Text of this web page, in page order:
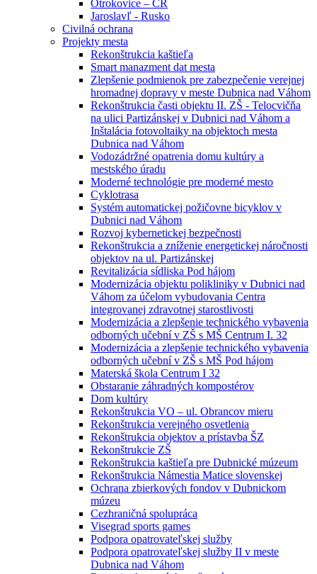
Otrokovice – ČR
Jaroslavľ - Rusko
Civilná ochrana
Projekty mesta
Rekonštrukcia kaštieľa
Smart manazment dat mesta
Zlepšenie podmienok pre zabezpečenie verejnej
hromadnej dopravy v meste Dubnica nad Váhom
Rekonštrukcia časti objektu II. ZŠ - Telocvičňa
na ulici Partizánskej v Dubnici nad Váhom a
Inštalácia fotovoltaiky na objektoch mesta
Dubnica nad Váhom
Vodozádržné opatrenia domu kultúry a
mestského úradu
Moderné technológie pre moderné mesto
Cyklotrasa
Systém automatickej požičovne bicyklov v
Dubnici nad Váhom
Rozvoj kybernetickej bezpečnosti
Rekonštrukcia a zníženie energetickej náročnosti
objektov na ul. Partizánskej
Revitalizácia sídliska Pod hájom
Modernizácia objektu polikliniky v Dubnici nad
Váhom za účelom vybudovania Centra
integrovanej zdravotnej starostlivosti
Modernizácia a zlepšenie technického vybavenia
odborných učební v ZŠ s MŠ Centrum I. 32
Modernizácia a zlepšenie technického vybavenia
odborných učební v ZŠ s MŠ Pod hájom
Materská škola Centrum I 32
Obstaranie záhradných kompostérov
Dom kultúry
Rekonštrukcia VO – ul. Obrancov mieru
Rekonštrukcia verejného osvetlenia
Rekonštrukcia objektov a prístavba ŠZ
Rekonštrukcie ZŠ
Rekonštrukcia kaštieľa pre Dubnické múzeum
Rekonštrukcia Námestia Matice slovenskej
Ochrana zbierkových fondov v Dubnickom
múzeu
Cezhraničná spolupráca
Visegrad sports games
Podpora opatrovateľskej služby
Podpora opatrovateľskej služby II v meste
Dubnica nad Váhom